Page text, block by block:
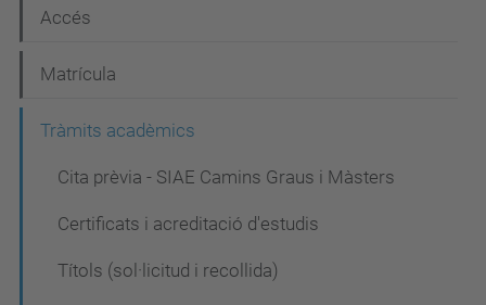
i
ó
Accés
Matrícula
Tràmits acadèmics
Cita prèvia - SIAE Camins Graus i Màsters
Certificats i acreditació d'estudis
Títols (sol·licitud i recollida)